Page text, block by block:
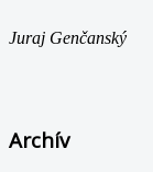
Juraj Genčanský
Archív